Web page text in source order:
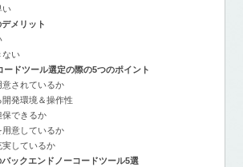
い
メリット
ない
ードツール選定の際の5つのポイント
意されているか
発環境＆操作性
保できるか
意しているか
しているか
ックエンドノーコードツール5選